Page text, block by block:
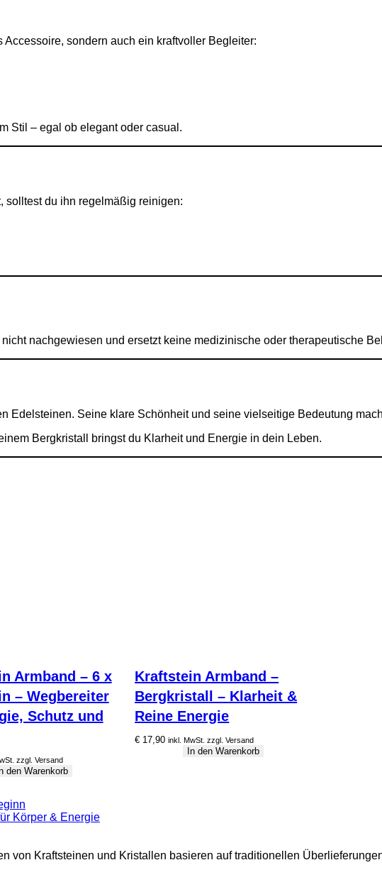
sondern auch ein kraftvoller Begleiter:
Stil – egal ob elegant oder casual.
solltest du ihn regelmäßig reinigen:
nachgewiesen und ersetzt keine medizinische oder therapeutische
Edelsteinen. Seine klare Schönheit und seine vielseitige Bedeutung
Bergkristall bringst du Klarheit und Energie in dein Leben.
Armband – 6 x
– Wegbereiter
Schutz und
zzgl. Versand
den Warenkorb
Kraftstein Armband –
Bergkristall – Klarheit &
Reine Energie
€ 17,90 inkl. MwSt. zzgl. Versand
In den Warenkorb
Körper & Energie
von Kraftsteinen und Kristallen basieren auf traditionellen